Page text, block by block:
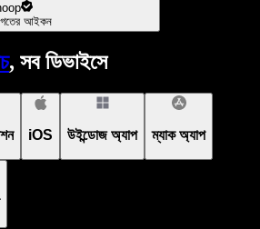
আইকন
, সব ডিভাইসে
iOS উইন্ডোজ অ্যাপ ম্যাক অ্যাপ